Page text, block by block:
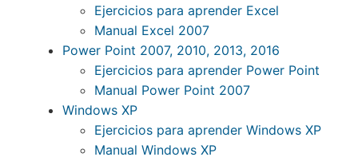
Ejercicios para aprender Excel
Manual Excel 2007
Power Point 2007, 2010, 2013, 2016
Ejercicios para aprender Power Point
Manual Power Point 2007
Windows XP
Ejercicios para aprender Windows XP
Manual Windows XP